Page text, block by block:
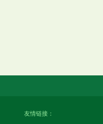
友情链接：